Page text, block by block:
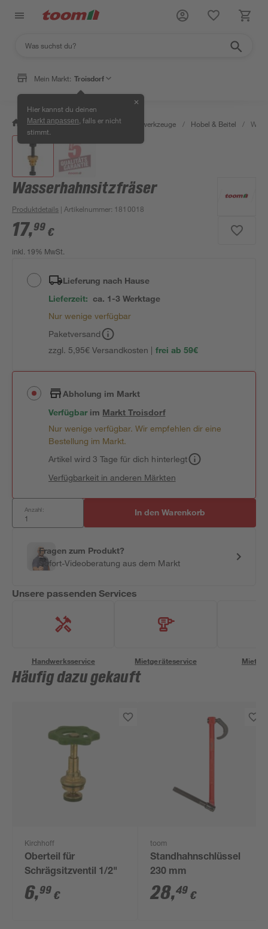
Mein Markt: Troisdorf
Hier kannst du deinen
Markt anpassen , falls er nicht
stimmt.
✕
/ Werkstatt & Maschinen / Handwerkzeuge / Hobel & Beitel /
Wasserhahnsitzfräser
Produktdetails | Artikelnummer: 1810018
17,99 €
inkl. 19% MwSt.
Lieferung nach Hause
Lieferzeit: ca. 1-3 Werktage
Nur wenige verfügbar
Paketversand
zzgl. 5,95€ Versandkosten | frei ab 59€
Abholung im Markt
Verfügbar im MarktTroisdorf
Nur wenige verfügbar. Wir empfehlen dir eine
Bestellung im Markt.
Artikel wird 3 Tage für dich hinterlegt
Verfügbarkeit in anderen Märkten
Anzahl: In den Warenkorb
Fragen zum Produkt?
Sofort-Videoberatung aus dem Markt
Unsere passenden Services
Handwerksservice Mietgeräteservice
Häufig dazu gekauft
Kirchhoff
Oberteil für
Schrägsitzventil 1/2"
6,99 €
toom
Standhahnschlüssel
230 mm
28,49 €